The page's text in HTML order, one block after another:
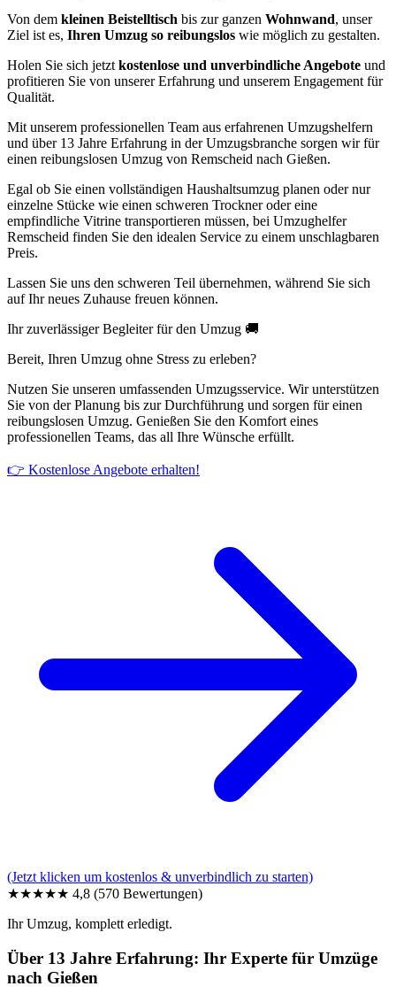
Von dem kleinen Beistelltisch bis zur ganzen Wohnwand, unser
Ziel ist es, Ihren Umzug so reibungslos wie möglich zu gestalten.
Holen Sie sich jetzt kostenlose und unverbindliche Angebote und
profitieren Sie von unserer Erfahrung und unserem Engagement für
Qualität.
Mit unserem professionellen Team aus erfahrenen Umzugshelfern
und über 13 Jahre Erfahrung in der Umzugsbranche sorgen wir für
einen reibungslosen Umzug von Remscheid nach Gießen.
Egal ob Sie einen vollständigen Haushaltsumzug planen oder nur
einzelne Stücke wie einen schweren Trockner oder eine
empfindliche Vitrine transportieren müssen, bei Umzughelfer
Remscheid finden Sie den idealen Service zu einem unschlagbaren
Preis.
Lassen Sie uns den schweren Teil übernehmen, während Sie sich
auf Ihr neues Zuhause freuen können.
Ihr zuverlässiger Begleiter für den Umzug 🚚
Bereit, Ihren Umzug ohne Stress zu erleben?
Nutzen Sie unseren umfassenden Umzugsservice. Wir unterstützen
Sie von der Planung bis zur Durchführung und sorgen für einen
reibungslosen Umzug. Genießen Sie den Komfort eines
professionellen Teams, das all Ihre Wünsche erfüllt.
👉 Kostenlose Angebote erhalten!
(Jetzt klicken um kostenlos & unverbindlich zu starten)
★★★★★ 4,8 (570 Bewertungen)
Ihr Umzug, komplett erledigt.
Über 13 Jahre Erfahrung: Ihr Experte für Umzüge
nach Gießen